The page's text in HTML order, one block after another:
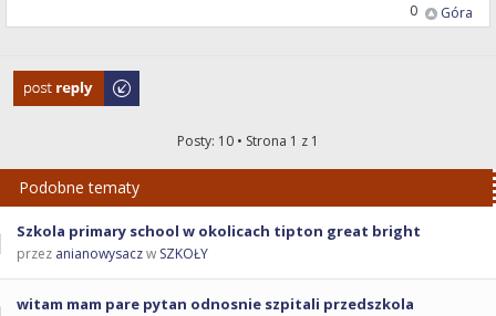
Góra
0
Odpowiedz
Posty: 10 • Strona 1 z 1
Podobne tematy
Szkola primary school w okolicach tipton great bright
przez anianowysaczw SZKOŁY
witam mam pare pytan odnosnie szpitali przedszkola